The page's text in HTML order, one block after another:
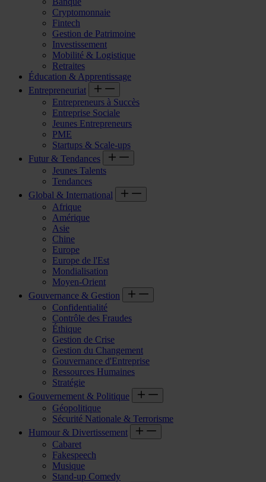
Cryptomonnaie
Fintech
Gestion de Patrimoine
Investissement
Mobilité & Logistique
Retraites
Éducation & Apprentissage
Entrepreneuriat
Entrepreneurs à Succès
Entreprise Sociale
Jeunes Entrepreneurs
PME
Startups & Scale-ups
Futur & Tendances
Jeunes Talents
Tendances
Global & International
Afrique
Amérique
Asie
Chine
Europe
Europe de l'Est
Mondialisation
Moyen-Orient
Gouvernance & Gestion
Confidentialité
Contrôle des Fraudes
Éthique
Gestion de Crise
Gestion du Changement
Gouvernance d'Entreprise
Ressources Humaines
Stratégie
Gouvernement & Politique
Géopolitique
Sécurité Nationale & Terrorisme
Humour & Divertissement
Cabaret
Fakespeech
Musique
Stand-up Comedy